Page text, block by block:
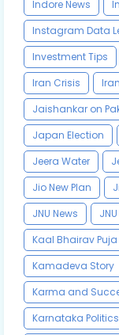
Indore News
Instagram Data
Investment Tips
Iran Crisis
Jaishankar on
Japan Election
Jeera Water
Jio New Plan
JNU News
Kaal Bhairav Puja
Kamadeva Story
Karma and
Karnataka Politics